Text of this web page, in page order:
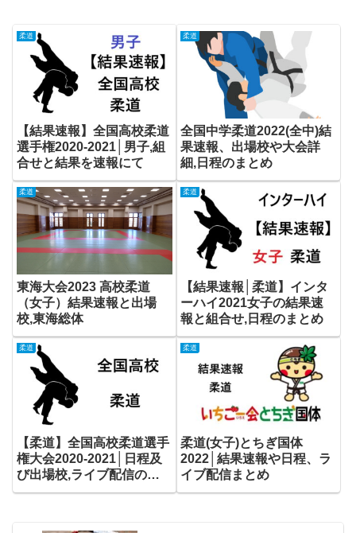
柔道
【結果速報】全国高校柔道
選手権2020-2021│男子,組
合せと結果を速報にて
柔道
全国中学柔道2022(全中)結
果速報、出場校や大会詳
細,日程のまとめ
柔道
東海大会2023 高校柔道
（女子）結果速報と出場
校,東海総体
柔道
【結果速報│柔道】インタ
ーハイ2021女子の結果速
報と組合せ,日程のまとめ
柔道
【柔道】全国高校柔道選手
権大会2020-2021│日程及
び出場校,ライブ配信の一
覧まとめ
柔道
柔道(女子)とちぎ国体
2022│結果速報や日程、ラ
イブ配信まとめ